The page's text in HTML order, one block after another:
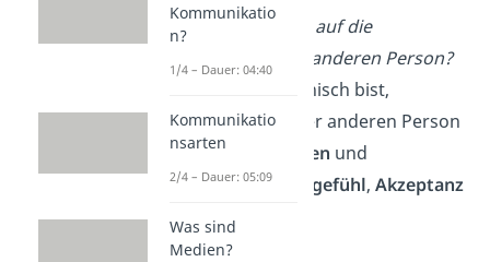
Wie reagierst du auf die
Gefühlslage der anderen Person?
Wenn du empathisch bist,
vermittelst du der anderen Person
mit deinen
Worten und
Handlungen
Mitgefühl, Akzeptanz
und
Rücksicht
Antizipation
Kommunikatio
n?
1/4 – Dauer: 04:40
Kommunikatio
nsarten
2/4 – Dauer: 05:09
Was sind
Medien?